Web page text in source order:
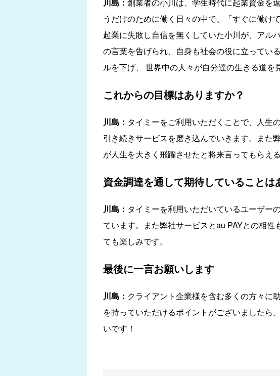
うだけのために働く日々の中で、「すぐに働
起業に失敗し自信を無くしていた小川が、アル
の言葉を告げられ、自身も社会の役に立ってい
ルを下げ、 世界中の人々が自分達の生きる道を
これからの目標はありますか？
川島： タイミーをご利用いただくことで、人生
引き続きサービスを磨き込んでいきます。また
が人生を大きく飛躍させたと将来言ってもらえ
資金調達を通して期待していることは
川島： タイミーを利用いただいているユーザー
ています。また弊社サービスとau PAYとの相
ても楽しみです。
最後に一言お願いします
川島： クライアント企業様を含む多くの方々に
を持っていただけるポイントがございましたら
いです！